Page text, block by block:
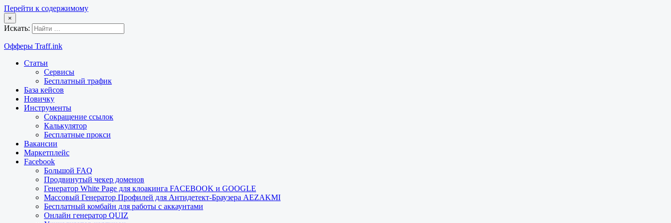
Перейти к содержимому
×
Искать:
Офферы Traff.ink
Статьи
Сервисы
Бесплатный трафик
База кейсов
Новичку
Инструменты
Сокращение ссылок
Калькулятор
Бесплатные прокси
Вакансии
Маркетплейс
Facebook
Большой FAQ
Продвинутый чекер доменов
Генератор White Page для клоакинга FACEBOOK и GOOGLE
Массовый Генератор Профилей для Антидетект-Браузера AEZAKMI
Бесплатный комбайн для работы с аккаунтами
Онлайн генератор QUIZ